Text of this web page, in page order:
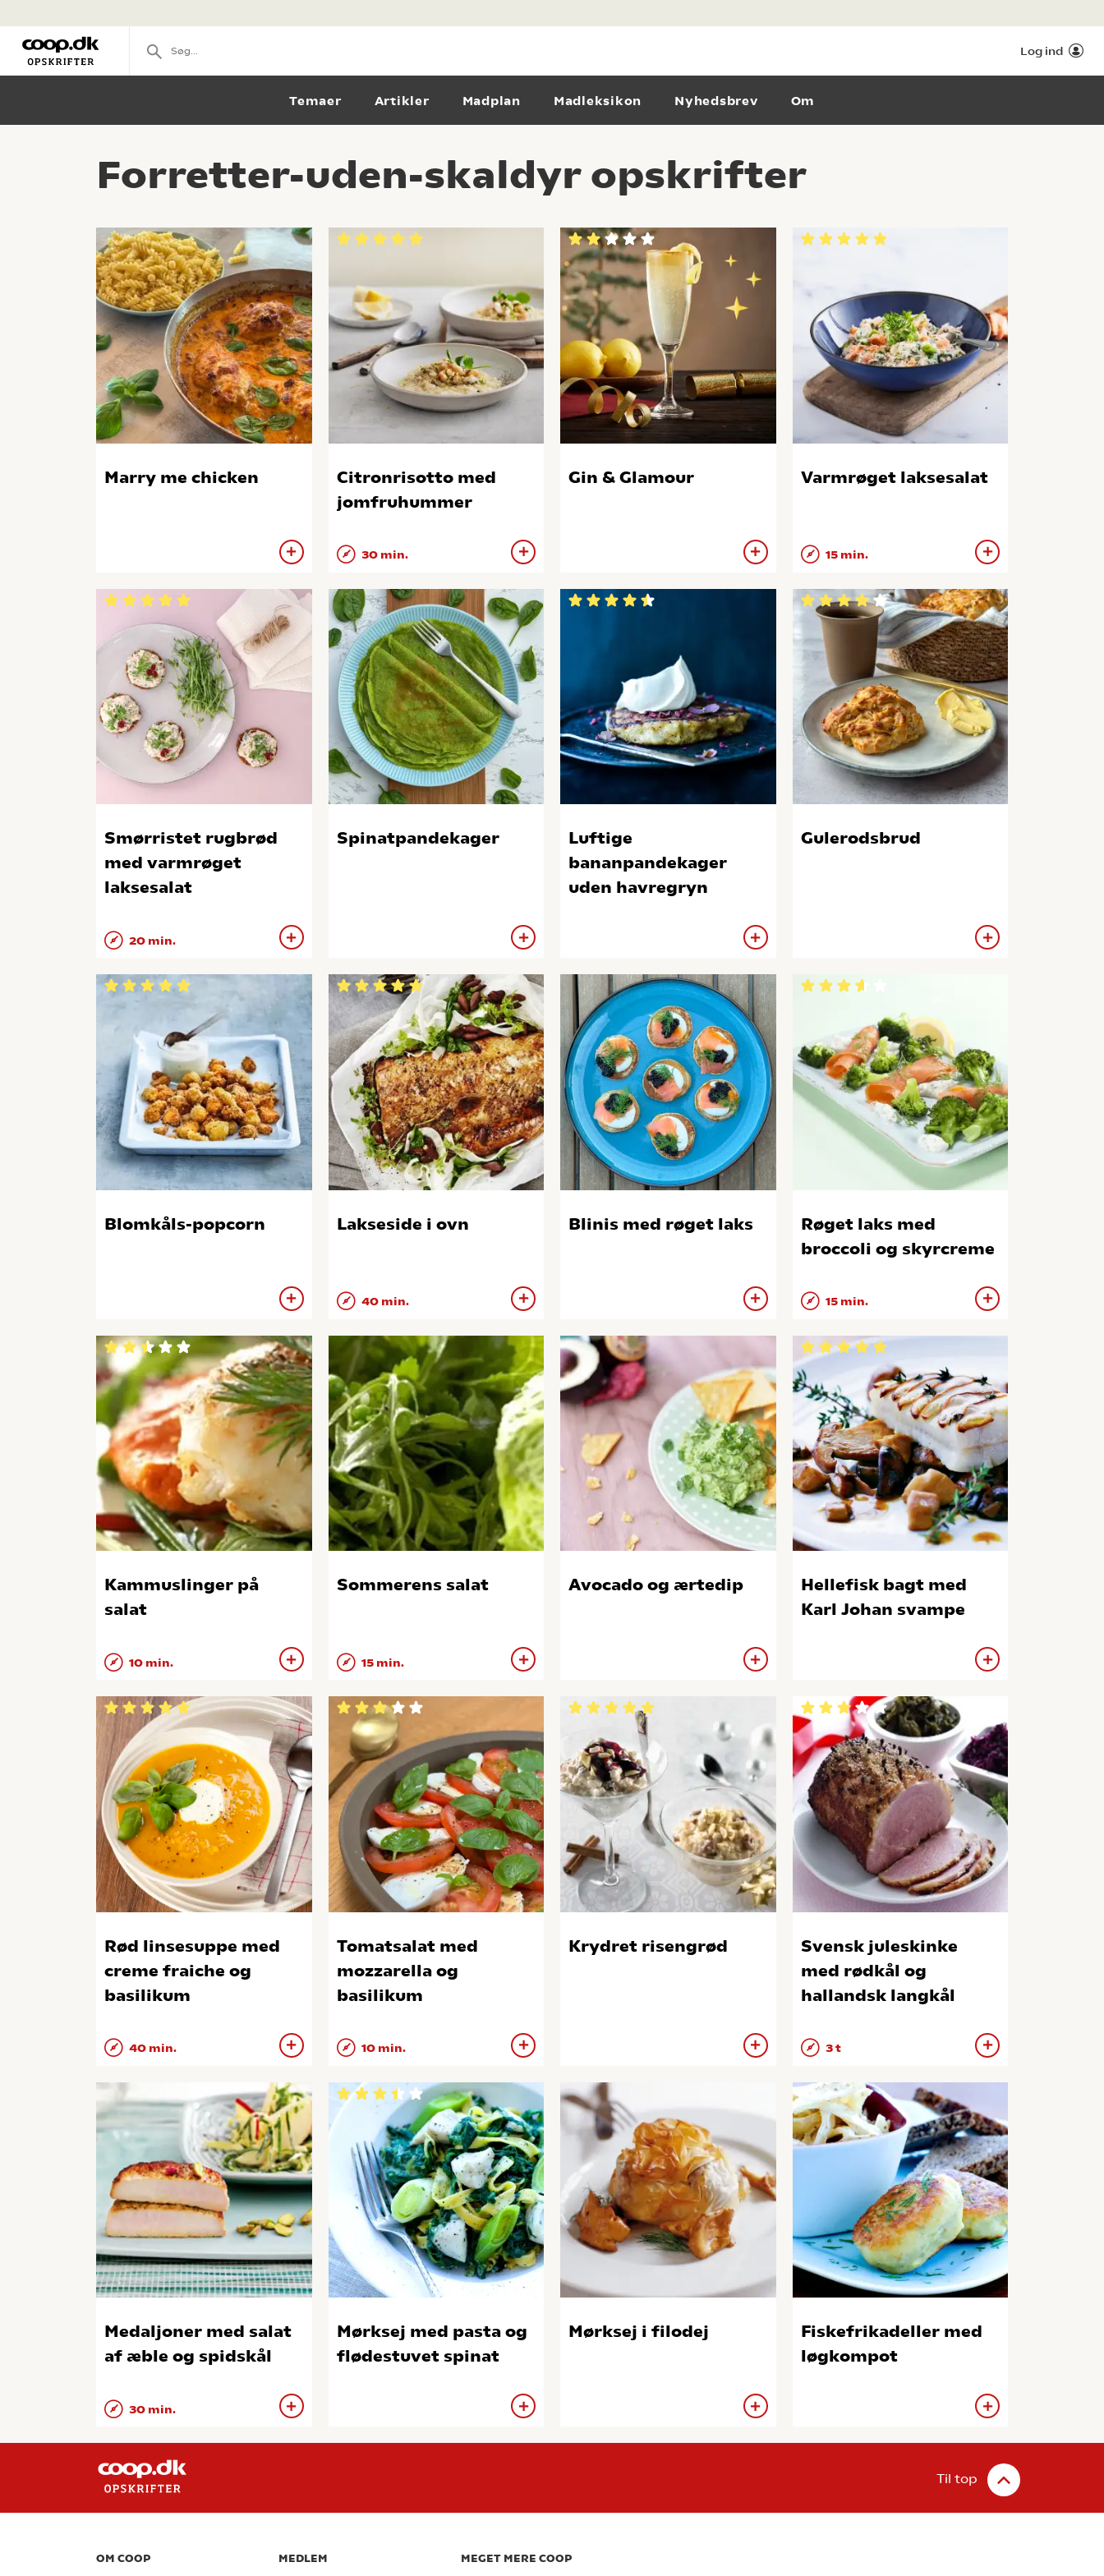
Log ind
Temaer Artikler Madplan Madleksikon Nyhedsbrev Om
Forretter-uden-skaldyr opskrifter
Marry me chicken
Citronrisotto med
jomfruhummer
30 min.
Gin & Glamour Varmrøget laksesalat
15 min.
Smørristet rugbrød
med varmrøget
laksesalat
20 min.
Spinatpandekager
Luftige
bananpandekager
uden havregryn
Gulerodsbrud
Blomkåls-popcorn Lakseside i ovn
40 min.
Blinis med røget laks
Røget laks med
broccoli og skyrcreme
15 min.
Kammuslinger på
salat
10 min.
Sommerens salat
15 min.
Avocado og ærtedip
Hellefisk bagt med
Karl Johan svampe
Rød linsesuppe med
creme fraiche og
basilikum
40 min.
Tomatsalat med
mozzarella og
basilikum
10 min.
Krydret risengrød
Svensk juleskinke
med rødkål og
hallandsk langkål
3 t
Medaljoner med salat
af æble og spidskål
30 min.
Mørksej med pasta og
flødestuvet spinat
Mørksej i filodej
Fiskefrikadeller med
løgkompot
Til top
OM COOP MEDLEM MEGET MERE COOP